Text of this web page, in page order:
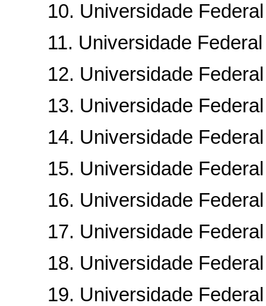
10. Universidade Federal
11. Universidade Federal
12. Universidade Federal
13. Universidade Federal
14. Universidade Federal
15. Universidade Federal
16. Universidade Federal
17. Universidade Federal
18. Universidade Federal
19. Universidade Federal